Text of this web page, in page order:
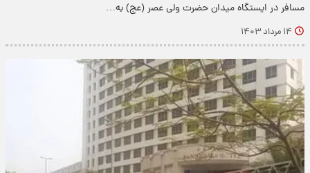
مسافر در ایستگاه میدان حضرت ولی عصر (عج) به…
۱۴ مرداد ۱۴۰۳